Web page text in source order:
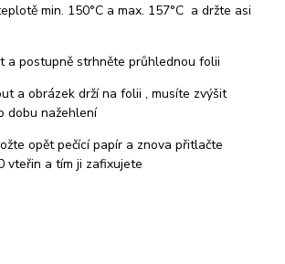
min. 150°C a max. 157°C a držte asi
a postupně strhněte průhlednou folii
a obrázek drží na folii , musíte zvýšit
dobu nažehlení
opět pečící papír a znova přitlačte
vteřin a tím ji zafixujete